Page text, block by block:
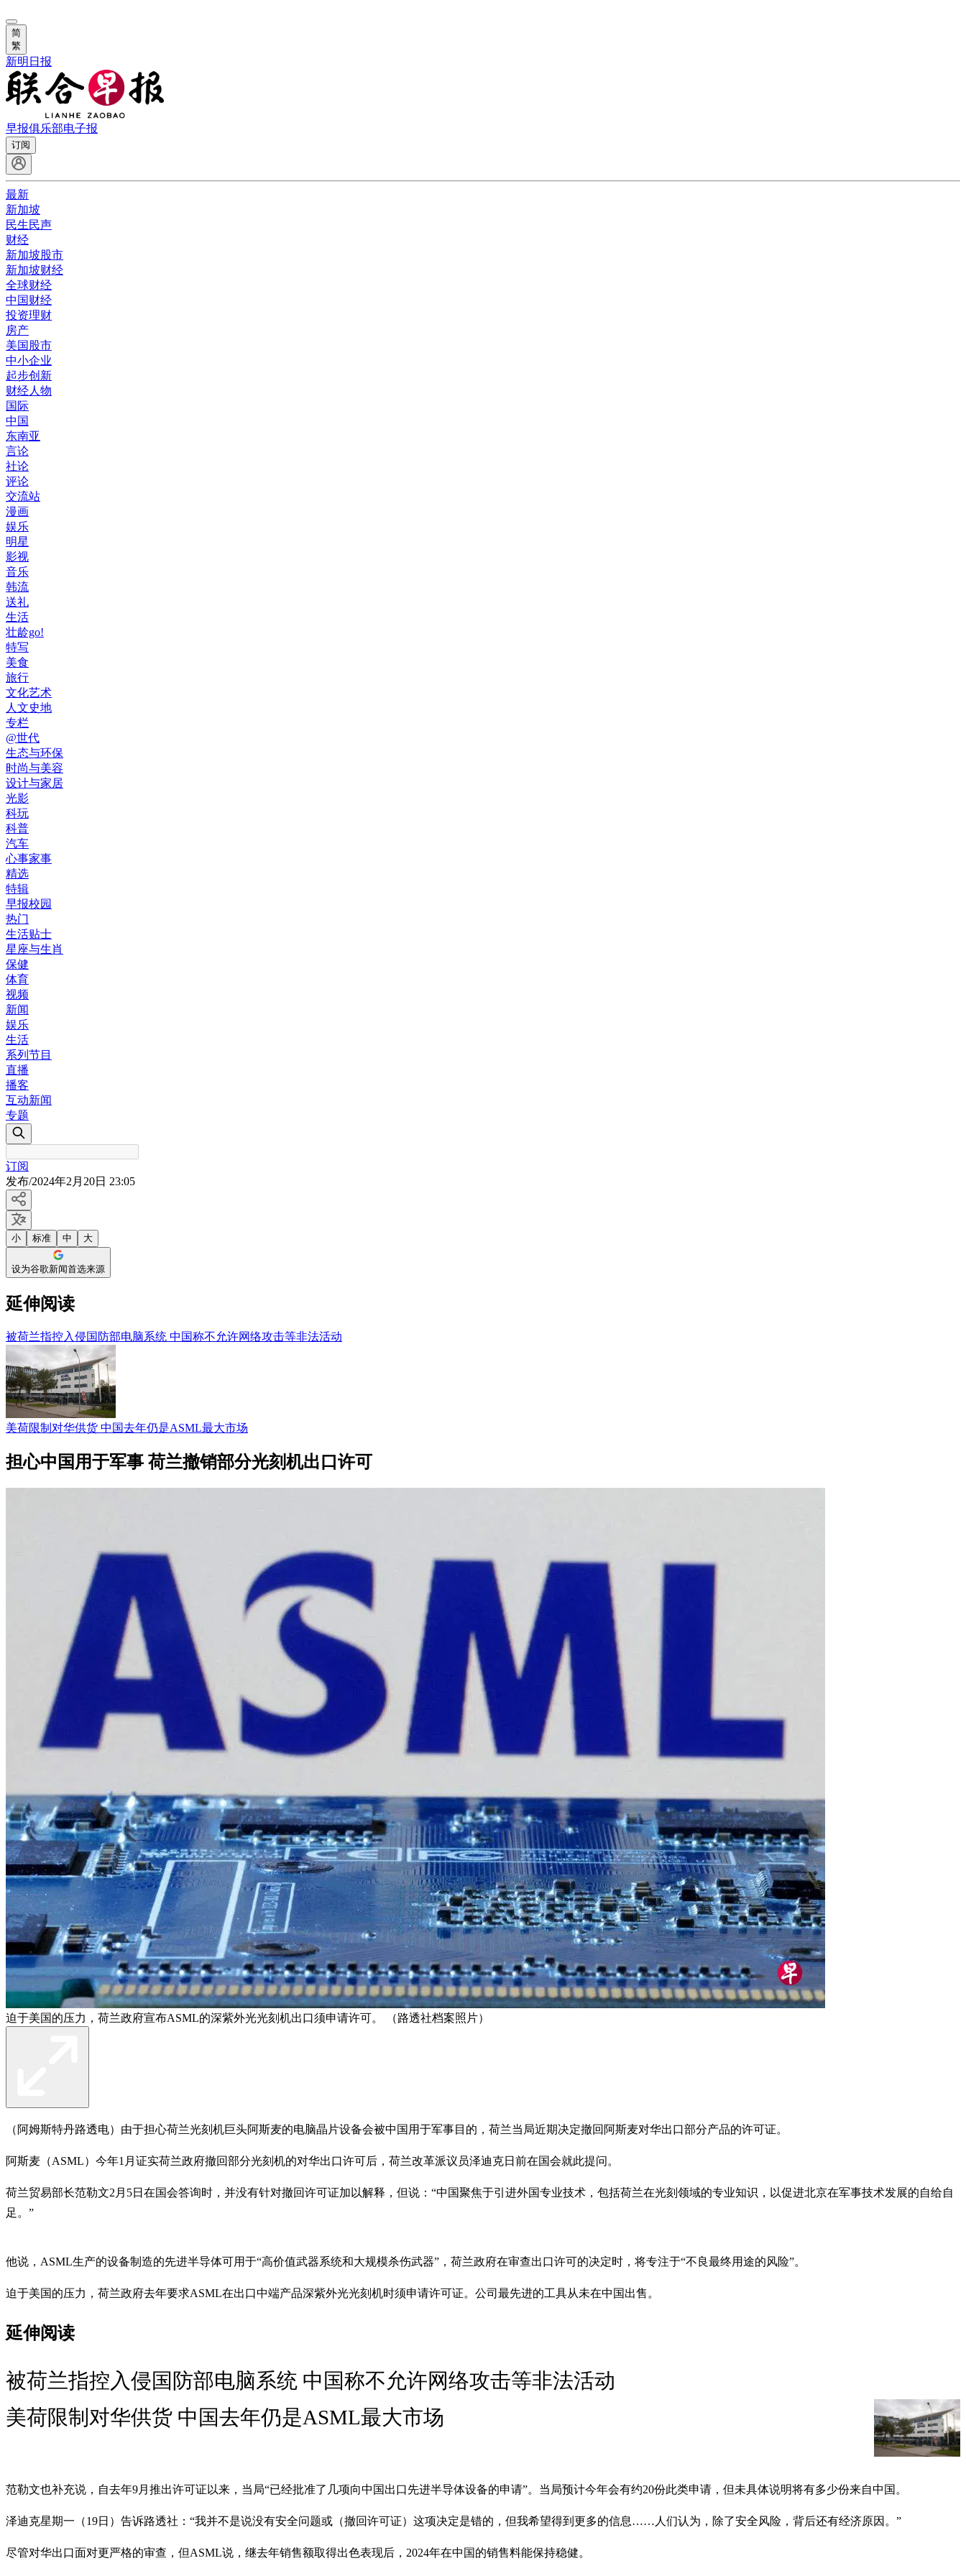
简
繁
新明日报
早报俱乐部电子报
订阅
最新
新加坡
民生民声
财经
新加坡股市
新加坡财经
全球财经
中国财经
投资理财
房产
美国股市
中小企业
起步创新
财经人物
国际
中国
东南亚
言论
社论
评论
交流站
漫画
娱乐
明星
影视
音乐
韩流
送礼
生活
壮龄go!
特写
美食
旅行
文化艺术
人文史地
专栏
@世代
生态与环保
时尚与美容
设计与家居
光影
科玩
科普
汽车
心事家事
精选
特辑
早报校园
热门
生活贴士
星座与生肖
保健
体育
视频
新闻
娱乐
生活
系列节目
直播
播客
互动新闻
专题
订阅
发布/2024年2月20日 23:05
小 标准 中 大
设为谷歌新闻首选来源
延伸阅读
被荷兰指控入侵国防部电脑系统 中国称不允许网络攻击等非法活动
美荷限制对华供货 中国去年仍是ASML最大市场
担心中国用于军事 荷兰撤销部分光刻机出口许可
迫于美国的压力，荷兰政府宣布ASML的深紫外光光刻机出口须申请许可。 （路透社档案照片）
（阿姆斯特丹路透电）由于担心荷兰光刻机巨头阿斯麦的电脑晶片设备会被中国用于军事目的，荷兰当局近期决定撤回阿斯麦对华出口部分产品的许可证。
阿斯麦（ASML）今年1月证实荷兰政府撤回部分光刻机的对华出口许可后，荷兰改革派议员泽迪克日前在国会就此提问。
荷兰贸易部长范勒文2月5日在国会答询时，并没有针对撤回许可证加以解释，但说：“中国聚焦于引进外国专业技术，包括荷兰在光刻领域的专业知识，以促进北京在军事技术发展的自给自
足。”
他说，ASML生产的设备制造的先进半导体可用于“高价值武器系统和大规模杀伤武器”，荷兰政府在审查出口许可的决定时，将专注于“不良最终用途的风险”。
迫于美国的压力，荷兰政府去年要求ASML在出口中端产品深紫外光光刻机时须申请许可证。公司最先进的工具从未在中国出售。
延伸阅读
被荷兰指控入侵国防部电脑系统 中国称不允许网络攻击等非法活动
美荷限制对华供货 中国去年仍是ASML最大市场
范勒文也补充说，自去年9月推出许可证以来，当局“已经批准了几项向中国出口先进半导体设备的申请”。当局预计今年会有约20份此类申请，但未具体说明将有多少份来自中国。
泽迪克星期一（19日）告诉路透社：“我并不是说没有安全问题或（撤回许可证）这项决定是错的，但我希望得到更多的信息……人们认为，除了安全风险，背后还有经济原因。”
尽管对华出口面对更严格的审查，但ASML说，继去年销售额取得出色表现后，2024年在中国的销售料能保持稳健。